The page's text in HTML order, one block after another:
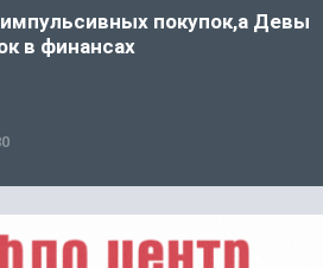
покупок,а Девы
в финансах